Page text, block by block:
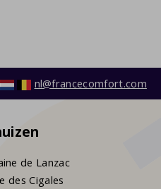
nl@francecomfort.com
de Lanzac
des Cigales